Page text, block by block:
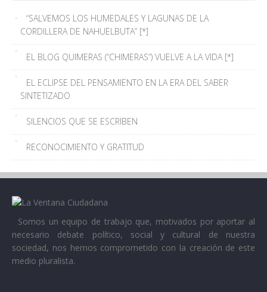
“SALVEMOS LOS HUMEDALES Y LAGUNAS DE LA
CORDILLERA DE NAHUELBUTA” [*]
EL BLOG QUIMERAS (“CHIMERAS”) VUELVE A LA VIDA [*]
EL ECLIPSE DEL PENSAMIENTO EN LA ERA DEL SABER
SINTETIZADO
SILENCIOS QUE SE ESCRIBEN
RECONOCIMIENTO Y GRATITUD
Somos un equipo de trabajo que, motivados por aportar al
necesario debate político, social y cultural de nuestra
sociedad, nos hemos comprometido con la creación de este
medio pluralista.